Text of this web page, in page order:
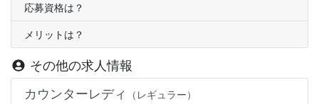
応募資格は？
メリットは？
その他の求人情報
カウンターレディ
（レギュラー）